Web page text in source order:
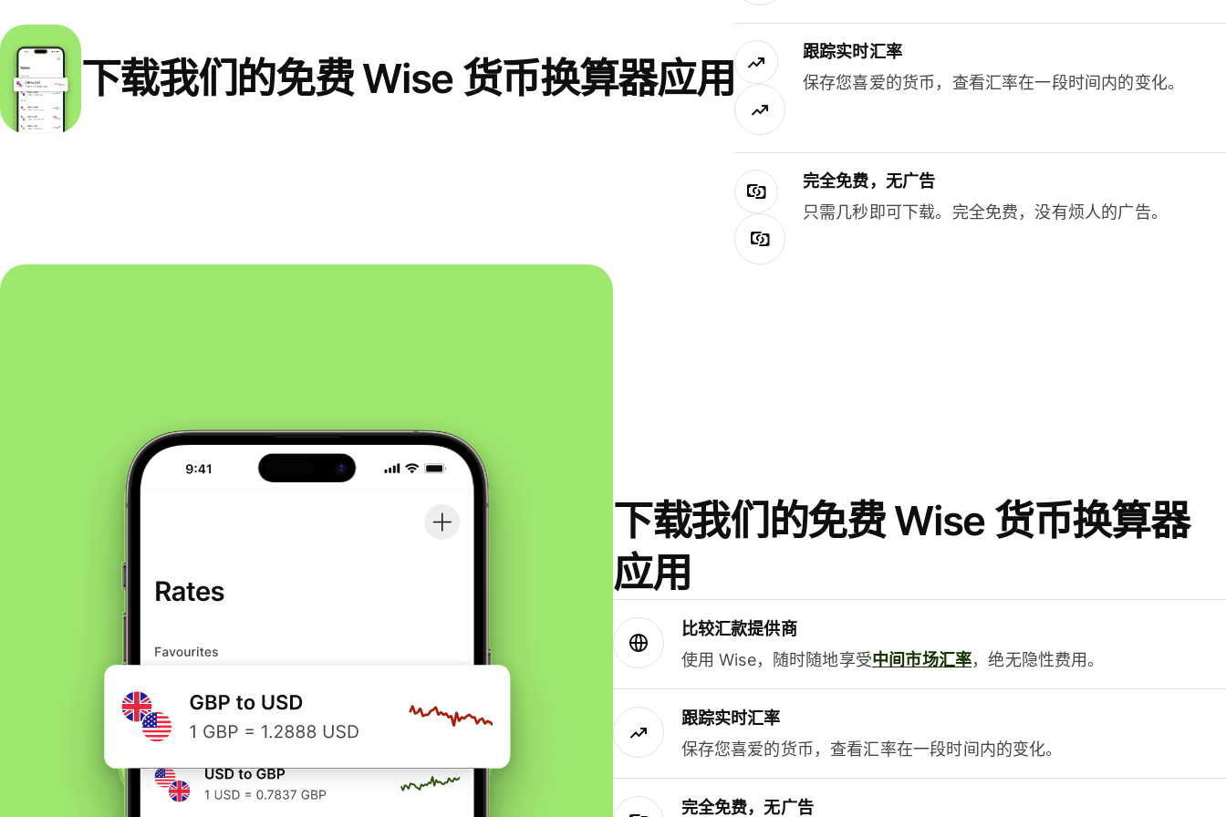
下载我们的免费 Wise 货币换算器应用
跟踪实时汇率
保存您喜爱的货币，查看汇率在一段时间内的变化。
完全免费，无广告
只需几秒即可下载。完全免费，没有烦人的广告。
下载我们的免费 Wise 货币换算器
应用
比较汇款提供商
使用 Wise，随时随地享受中间市场汇率，绝无隐性费用。
跟踪实时汇率
保存您喜爱的货币，查看汇率在一段时间内的变化。
完全免费，无广告